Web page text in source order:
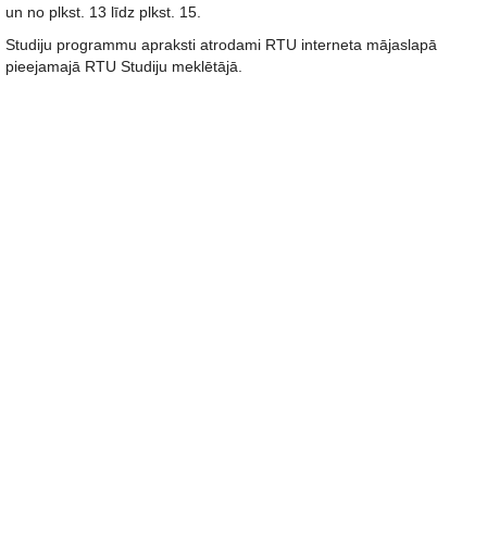
un no plkst. 13 līdz plkst. 15.
Studiju programmu apraksti atrodami RTU interneta mājaslapā
pieejamajā RTU Studiju meklētājā.